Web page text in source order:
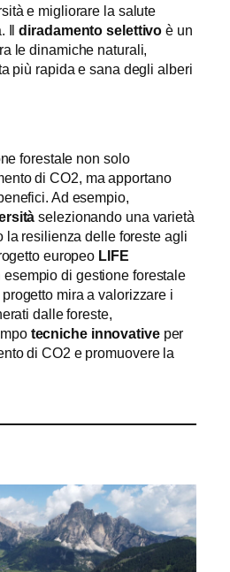
e migliorare la salute
Ildiradamento selettivo è un
le dinamiche naturali,
più rapida e sana degli alberi
forestale non solo
di CO2, ma apportano
Ad esempio,
selezionando una varietà
la resilienza delle foreste agli
europeo LIFE
di gestione forestale
mira a valorizzare i
dalle foreste,
tecniche innovativeper
di CO2 e promuovere la